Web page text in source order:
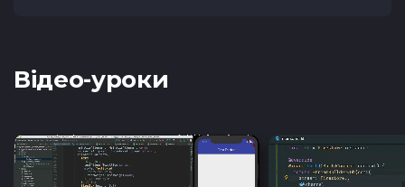
Відео-уроки